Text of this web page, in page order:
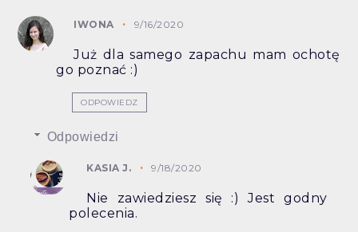
IWONA 9/16/2020
Już dla samego zapachu mam ochotę
go poznać :)
ODPOWIEDZ
Odpowiedzi
KASIA J. 9/18/2020
Nie zawiedziesz się :) Jest godny
polecenia.